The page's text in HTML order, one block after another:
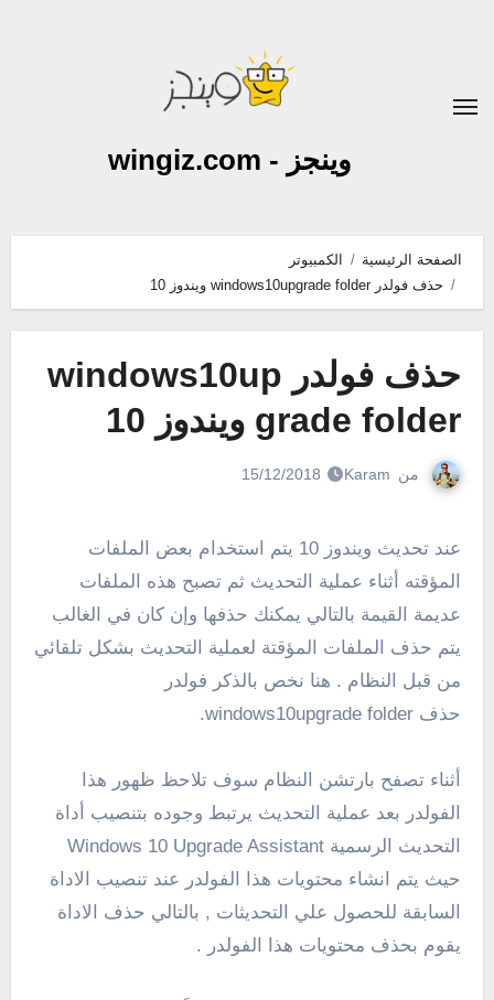
وينجز - wingiz.com
الصفحة الرئيسية
الكمبيوتر
حذف فولدر windows10upgrade folder ويندوز 10
حذف فولدر windows10up
grade folder ويندوز 10
من Karam
15/12/2018
عند تحديث ويندوز 10 يتم استخدام بعض الملفات
المؤقته أثناء عملية التحديث ثم تصبح هذه الملفات
عديمة القيمة بالتالي يمكنك حذفها وإن كان في الغالب
يتم حذف الملفات المؤقتة لعملية التحديث بشكل تلقائي
من قبل النظام . هنا نخص بالذكر فولدر
حذف windows10upgrade folder.
أثناء تصفح بارتشن النظام سوف تلاحظ ظهور هذا
الفولدر بعد عملية التحديث يرتبط وجوده بتنصيب أداة
التحديث الرسمية Windows 10 Upgrade Assistant
حيث يتم انشاء محتويات هذا الفولدر عند تنصيب الاداة
السابقة للحصول علي التحديثات , بالتالي حذف الاداة
يقوم بحذف محتويات هذا الفولدر .